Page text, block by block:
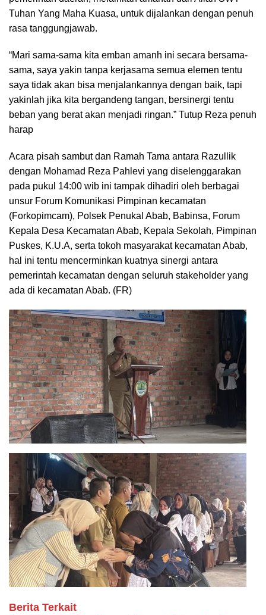
Tuhan Yang Maha Kuasa, untuk dijalankan dengan penuh
rasa tanggungjawab.
“Mari sama-sama kita emban amanh ini secara bersama-
sama, saya yakin tanpa kerjasama semua elemen tentu
saya tidak akan bisa menjalankannya dengan baik, tapi
yakinlah jika kita bergandeng tangan, bersinergi tentu
beban yang berat akan menjadi ringan.” Tutup Reza penuh
harap
Acara pisah sambut dan Ramah Tama antara Razullik
dengan Mohamad Reza Pahlevi yang diselenggarakan
pada pukul 14:00 wib ini tampak dihadiri oleh berbagai
unsur Forum Komunikasi Pimpinan kecamatan
(Forkopimcam), Polsek Penukal Abab, Babinsa, Forum
Kepala Desa Kecamatan Abab, Kepala Sekolah, Pimpinan
Puskes, K.U.A, serta tokoh masyarakat kecamatan Abab,
hal ini tentu mencerminkan kuatnya sinergi antara
pemerintah kecamatan dengan seluruh stakeholder yang
ada di kecamatan Abab. (FR)
Berita Terkait